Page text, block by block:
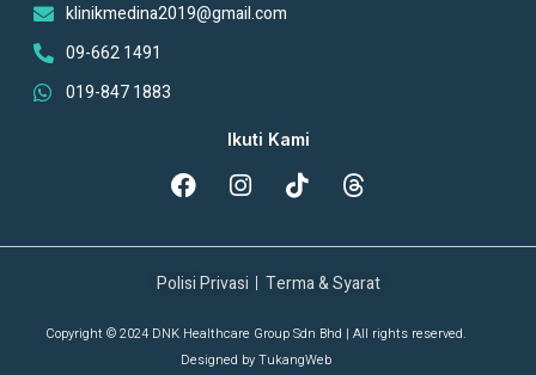
klinikmedina2019@gmail.com
09-662 1491
019-847 1883
Ikuti Kami
Polisi Privasi Terma & Syarat
Copyright © 2024 DNK Healthcare Group Sdn Bhd | All rights reserved.
Designed byTukangWeb